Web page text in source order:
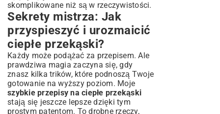
skomplikowane niż są w rzeczywistości.
Sekrety mistrza: Jak
przyspieszyć i urozmaicić
ciepłe przekąski?
Każdy może podążać za przepisem. Ale
prawdziwa magia zaczyna się, gdy
znasz kilka trików, które podnoszą Twoje
gotowanie na wyższy poziom. Moje
szybkie przepisy na ciepłe przekąski
stają się jeszcze lepsze dzięki tym
prostym patentom. To drobne rzeczy,